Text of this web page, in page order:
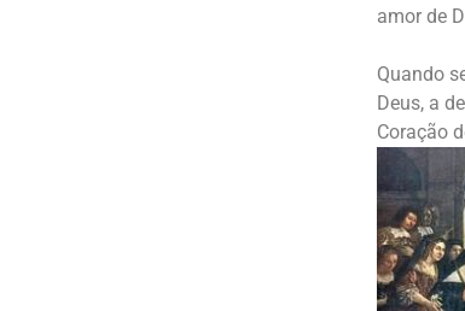
amor de
Quando
Deus, a
Coração